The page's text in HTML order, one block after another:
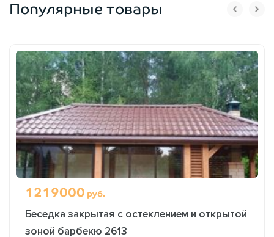
Популярные товары
1219000 руб.
Беседка закрытая с остеклением и открытой
зоной барбекю 2613